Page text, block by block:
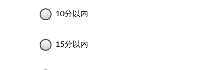
10分以内
15分以内